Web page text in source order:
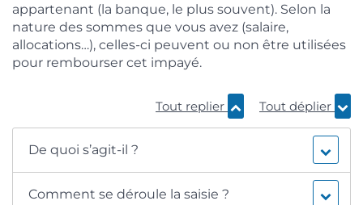
appartenant (la banque, le plus souvent). Selon la
nature des sommes que vous avez (salaire,
allocations…), celles-ci peuvent ou non être utilisées
pour rembourser cet impayé.
Tout replier Tout déplier
De quoi s’agit-il ?
Comment se déroule la saisie ?